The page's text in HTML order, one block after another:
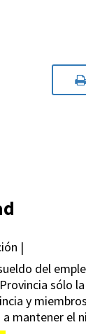
|
del
sólo
y
mantener el